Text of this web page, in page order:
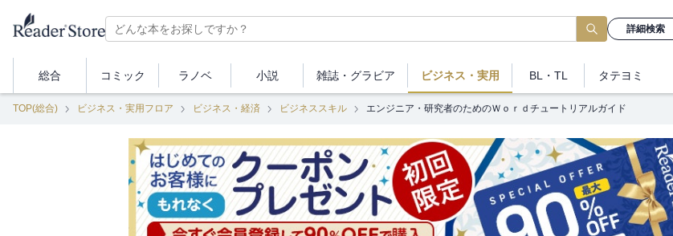
詳細検索
総合 コミック ラノベ 小説 雑誌・ グラビア ビジネス ・実用 BL・TL タテヨミ
TOP(総合) ビジネス・実用フロア ビジネス・経済 ビジネススキル エンジニア・研究者のためのＷｏｒｄチュートリアルガイド